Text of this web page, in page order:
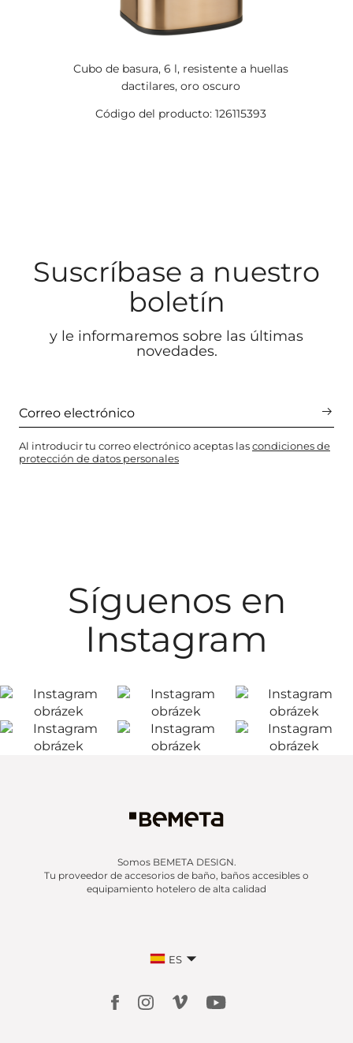
Cubo de basura, 6 l, resistente a huellas
dactilares, oro oscuro
Código del producto: 126115393
Suscríbase a nuestro
boletín
y le informaremos sobre las últimas
novedades.
Al introducir tu correo electrónico aceptas lascondiciones de
protección de datos personales
Síguenos en
Instagram
Somos BEMETA DESIGN.
Tu proveedor de accesorios de baño, baños accesibles o
equipamiento hotelero de alta calidad
ES